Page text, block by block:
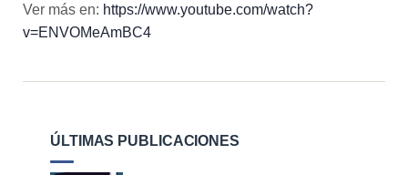
Ver más en: https://www.youtube.com/watch?
v=ENVOMeAmBC4
ÚLTIMAS PUBLICACIONES